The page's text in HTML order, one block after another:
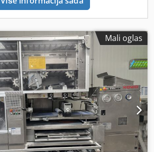
Mali oglas